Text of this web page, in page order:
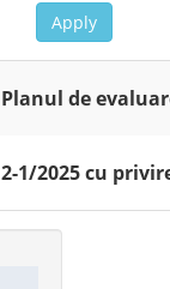
Apply
Planul de
2-1/2025 cu